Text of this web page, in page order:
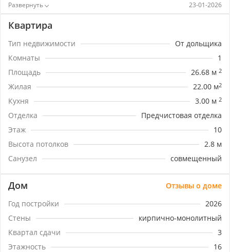
без ремонта, но уже с чистовой отделкой, что
позволит вам воплотить свои дизайнерские
фантазии. Этот объект недвижимости идеально
подойдет для молодых семей с детьми, так как
рядом с домом располагаются детские учебные
заведения, включая частную школу "Юнит" и
частную медико-биологическую школу "Вита". Также
в шаговой доступности находятся супермаркеты
"Магнит", "Миксмаркет", "Меркурий", что обеспечит
вас всем необходимым для комфортного
проживания. Эта квартира также является
оптимальным вариантом для инвесторов, которые
хотят вложить свои средства в недвижимость с
высоким потенциалом роста цены. Отличное
расположение, качественное строительство и
развитая инфраструктура делают этот объект
покупателей. Не упустите уникальную возможность
жилом комплексе! Звоните нам прямо сейчас и мы с
удовольствием ответим на все ваши вопросы и
организуем просмотр объекта.Номер объекта:
#5/1679159/3069
23-01-2026
Квартира
Тип недвижимости
От дольщика
Комнаты
1
Площадь
26.68 м 2
Жилая 22.00 м2
Кухня 3.00 м 2
Отделка
Предчистовая отделка
Этаж
10
Высота потолков
2.8 м
Санузел
совмещенный
Дом
Отзывы о доме
Год постройки
2026
Стены
кирпично-монолитный
Квартал сдачи
3
Этажность
16